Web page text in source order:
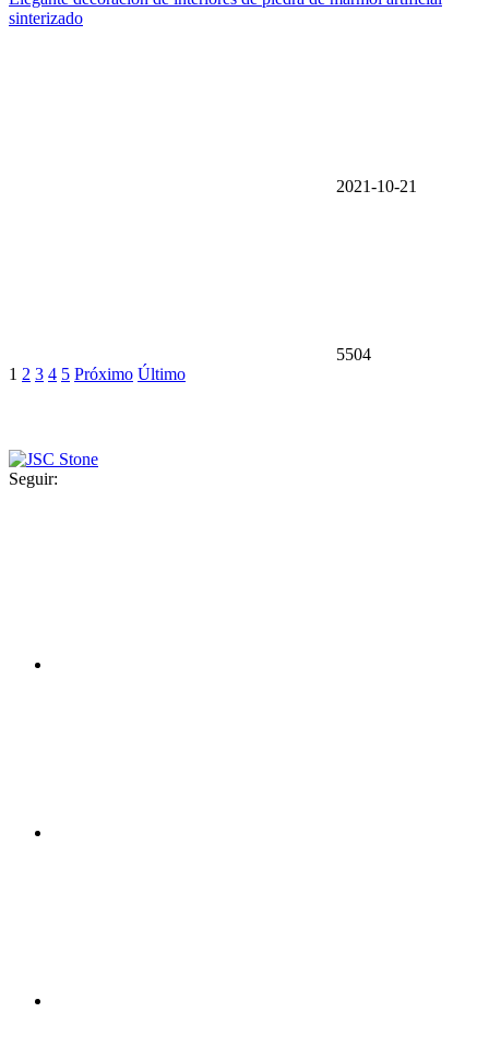
sinterizado
2021-10-21
5504
1 2 3 4 5 Próximo Último
Seguir: